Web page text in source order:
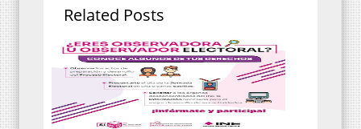
Related Posts